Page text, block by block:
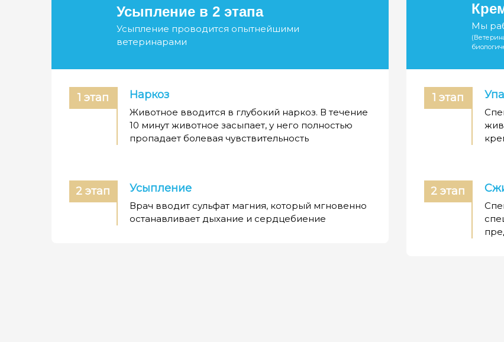
Усыпление в 2 этапа
Усыпление проводится опытнейшими
ветеринарами
1 этап Наркоз
Животное вводится в глубокий наркоз. В течение
10 минут животное засыпает, у него полностью
пропадает болевая чувствительность
2 этап Усыпление
Врач вводит сульфат магния, который мгновенно
останавливает дыхание и сердцебиение
Мы
1 этап
2 этап